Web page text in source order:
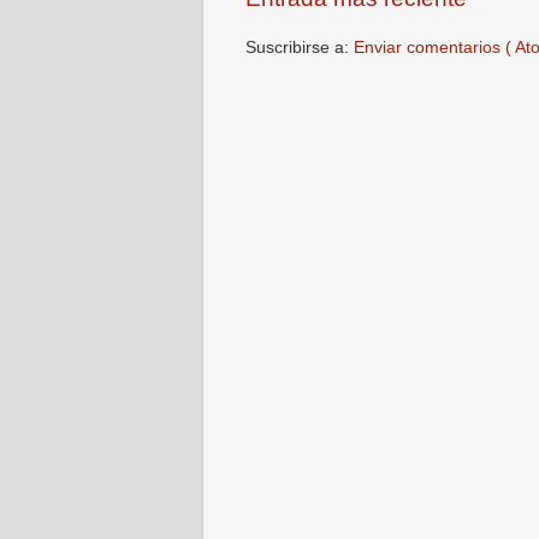
Suscribirse a: Enviar comentarios (